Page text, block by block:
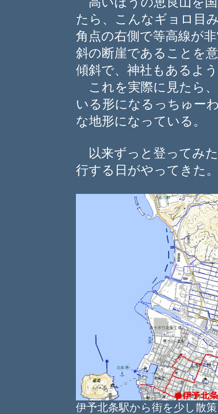
たら、こんなギョロ目
角点の右側で等高線が
斜の断崖であることを
傾斜で、神社もあるよ
これを実際に見たら
いる形になるっちゅー
な地形になっている。
以来ずっと登ってみ
行する日がやってきた
伊予北条駅から街を少し散